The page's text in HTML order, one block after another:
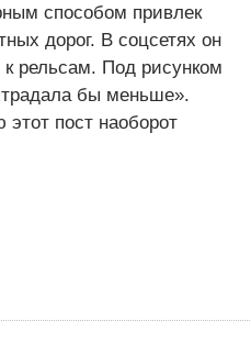
способом привлек
дорог. В соцсетях он
рельсам. Под рисунком
бы меньше».
пост наоборот